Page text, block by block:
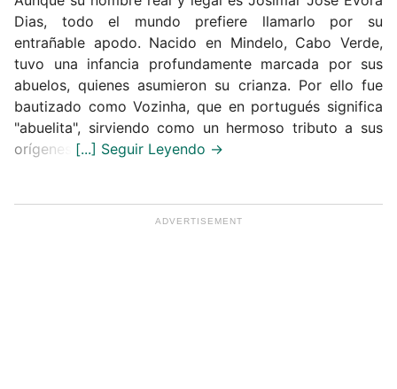
Dias, todo el mundo prefiere llamarlo por su
entrañable apodo. Nacido en Mindelo, Cabo Verde,
tuvo una infancia profundamente marcada por sus
abuelos, quienes asumieron su crianza. Por ello fue
bautizado como Vozinha, que en portugués significa
"abuelita", sirviendo como un hermoso tributo a sus
orígenes.